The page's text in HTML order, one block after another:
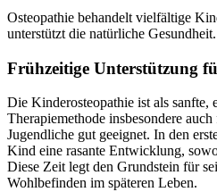
Osteopathie behandelt vielfältige
unterstützt die natürliche Gesundheit.
Frühzeitige Unterstützung
Die Kinderosteopathie ist als sanfte,
Therapiemethode insbesondere
Jugendliche gut geeignet. In den
Kind eine rasante Entwicklung,
Diese Zeit legt den Grundstein für
Wohlbefinden im späteren Leben.